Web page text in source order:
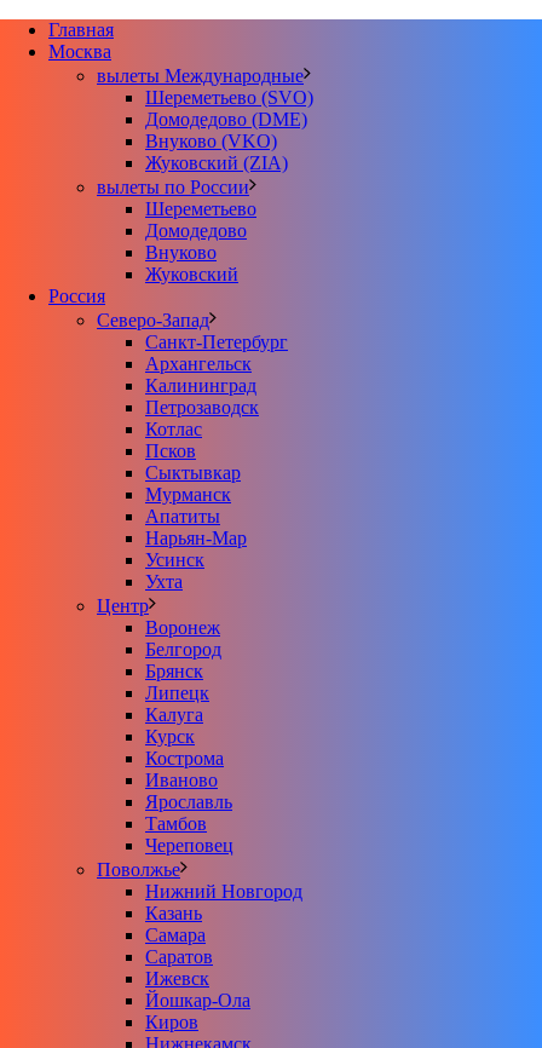
Главная
Москва
вылеты Международные
Шереметьево (SVO)
Домодедово (DME)
Внуково (VKO)
Жуковский (ZIA)
вылеты по России
Шереметьево
Домодедово
Внуково
Жуковский
Россия
Северо-Запад
Санкт-Петербург
Архангельск
Калининград
Петрозаводск
Котлас
Псков
Сыктывкар
Мурманск
Апатиты
Нарьян-Мар
Усинск
Ухта
Центр
Воронеж
Белгород
Брянск
Липецк
Калуга
Курск
Кострома
Иваново
Ярославль
Тамбов
Череповец
Поволжье
Нижний Новгород
Казань
Самара
Саратов
Ижевск
Йошкар-Ола
Киров
Нижнекамск